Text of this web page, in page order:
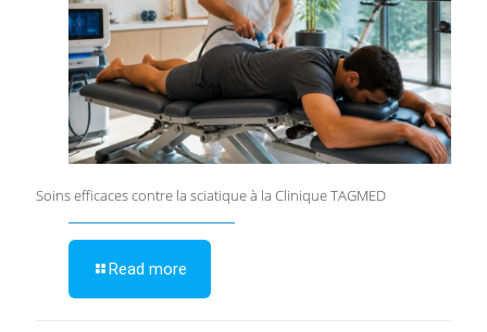
Soins efficaces contre la sciatique à la Clinique TAGMED
Read more